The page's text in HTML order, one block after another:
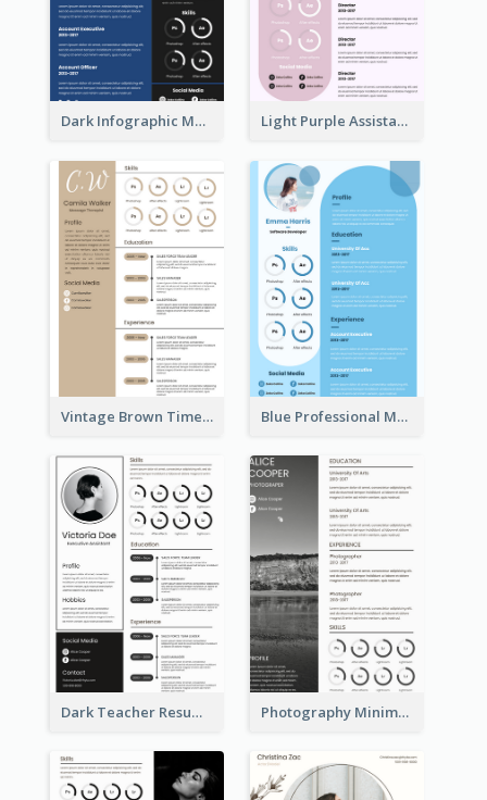
Dark Infographic Marketing Assistant Resume Light Purple Assistant Resume
Vintage Brown Timeline Resume Blue Professional Marketing Resume
Dark Teacher Resume Photography Minimalist Design Resume